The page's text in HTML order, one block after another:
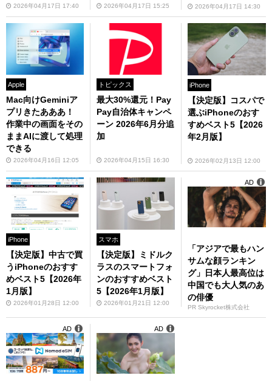
2026年04月17日 17:40 2026年04月17日 15:25 2026年04月17日 14:30
Apple
Mac向けGeminiア
プリきたあああ！
作業中の画面をその
ままAIに渡して処理
できる
2026年04月16日 12:05
トピックス
最大30%還元！Pay
Pay自治体キャンペ
ーン 2026年6月分追
加
2026年04月15日 16:30
iPhone
【決定版】コスパで
選ぶiPhoneのおす
すめベスト5【2026
年2月版】
2026年02月13日 12:00
iPhone
【決定版】中古で買
うiPhoneのおすす
めベスト5【2026年
1月版】
2026年01月28日 12:00
スマホ
【決定版】ミドルク
ラスのスマートフォ
ンのおすすめベスト
5【2026年1月版】
2026年01月21日 12:00
「アジアで最もハン
サムな顔ランキン
グ」日本人最高位は
中国でも大人気のあ
の俳優
PR Skyrocket株式会社
AD
AD AD